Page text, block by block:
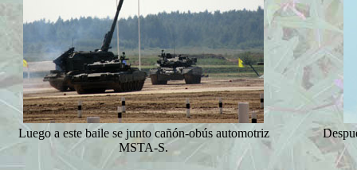
Luego a este baile se junto cañón-obús automotriz
MSTA-S.